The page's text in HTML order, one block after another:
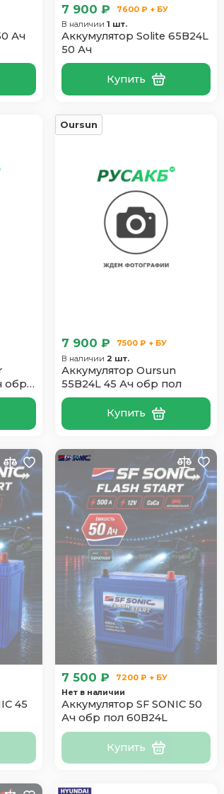
Ач
7 900 ₽
7600 ₽ + БУ
В наличии1 шт.
Аккумулятор Solite 65B24L
50 Ач
Купить
обр
Oursun
7 900 ₽
7500 ₽ + БУ
В наличии 2 шт.
Аккумулятор Oursun
55B24L 45 Ач обр пол
Купить
45
7 500 ₽
7200 ₽ + БУ
Нет в наличии
Аккумулятор SF SONIC 50
Ач обр пол 60B24L
Купить